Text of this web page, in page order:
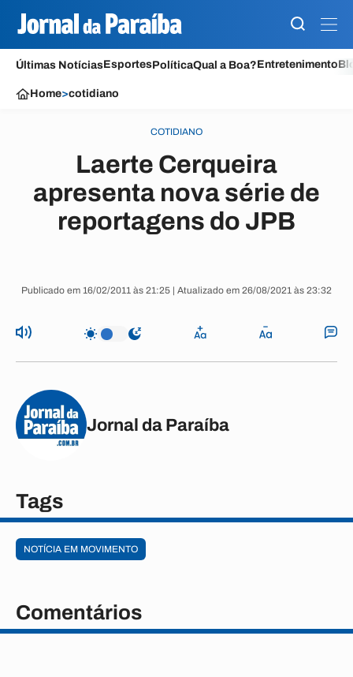
Últimas NotíciasEsportesPolíticaQual a Boa?Entretenimento
Home>cotidiano
COTIDIANO
Laerte Cerqueira
apresenta nova série de
reportagens do JPB
Publicado em 16/02/2011 às 21:25 | Atualizado em 26/08/2021 às 23:32
Jornal da Paraíba
Tags
NOTÍCIA EM MOVIMENTO
Comentários